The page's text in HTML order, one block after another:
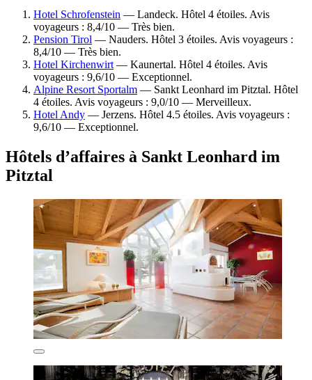
Hotel Schrofenstein — Landeck. Hôtel 4 étoiles. Avis
voyageurs : 8,4/10 — Très bien.
Pension Tirol — Nauders. Hôtel 3 étoiles. Avis voyageurs :
8,4/10 — Très bien.
Hotel Kirchenwirt — Kaunertal. Hôtel 4 étoiles. Avis
voyageurs : 9,6/10 — Exceptionnel.
Alpine Resort Sportalm — Sankt Leonhard im Pitztal. Hôtel
4 étoiles. Avis voyageurs : 9,0/10 — Merveilleux.
Hotel Andy — Jerzens. Hôtel 4.5 étoiles. Avis voyageurs :
9,6/10 — Exceptionnel.
Hôtels d’affaires à Sankt Leonhard im
Pitztal